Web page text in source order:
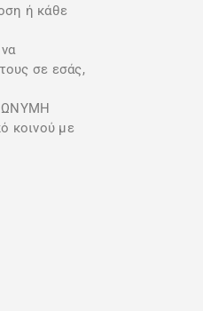
ή κάθε
σε εσάς,
κοινού με